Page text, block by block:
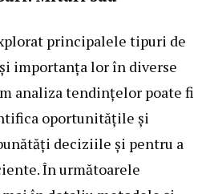
principalele tipuri de
importanța lor în diverse
analiza tendințelor poate fi
oportunitățile și
deciziile și pentru a
În următoarele